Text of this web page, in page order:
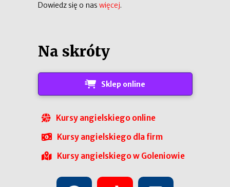
Dowiedz się o nas więcej.
Na skróty
Sklep online
Kursy angielskiego online
Kursy angielskiego dla firm
Kursy angielskiego w Goleniowie